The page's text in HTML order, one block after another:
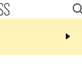
10:33
l’enfance - une